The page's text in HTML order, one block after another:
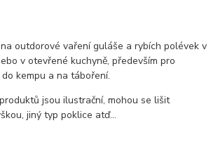
outdorové vaření guláše a rybích polévek v
v otevřené kuchyně, především pro
kempu a na táboření.
jsou ilustrační, mohou se lišit
jiný typ poklice atď...